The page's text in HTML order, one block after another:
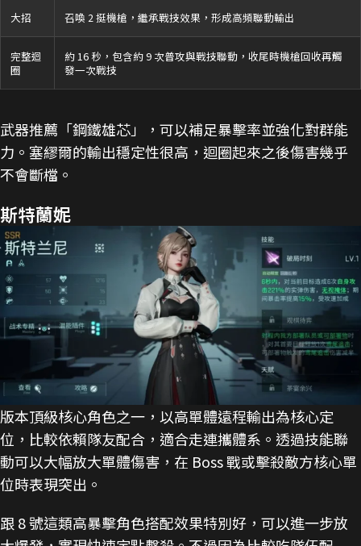
大招 召喚 2 挺機槍，繼承戰技效果，形成高頻聯動輸出
完整迴
圈
約 16 秒，包含約 9 次普攻與戰技聯動，收尾時機槍回收再觸
發一次戰技
武器推薦「鋼鐵雄芯」，可以補足暴擊率並強化對群能
力。塞繆爾的輸出穩定性很高，迴圈起來之後傷害幾乎
不會斷檔。
斯特蘭妮
版本頂級核心角色之一，以高單體遠程輸出為核心定
位，比較依賴隊友配合，適合走連攜體系。透過技能聯
動可以大幅放大單體傷害，在 Boss 戰或擊殺敵方核心單
位時表現突出。
跟 8 號這類高暴擊角色搭配效果特別好，可以進一步放